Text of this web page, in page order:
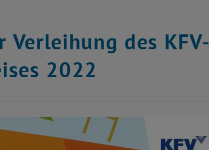
Verleihung des KFV-
2022